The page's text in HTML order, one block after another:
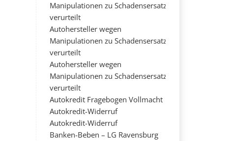
Manipulationen zu Schadensersatz
verurteilt
Autohersteller wegen
Manipulationen zu Schadensersatz
verurteilt
Autohersteller wegen
Manipulationen zu Schadensersatz
verurteilt
Autokredit Fragebogen Vollmacht
Autokredit-Widerruf
Autokredit-Widerruf
Banken-Beben – LG Ravensburg